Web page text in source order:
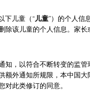
下儿童（“儿童”）的个人信
该儿童的个人信息。家长
知，以符合不断转变的监
额外通知所规限，本中国
此类修订的同意。